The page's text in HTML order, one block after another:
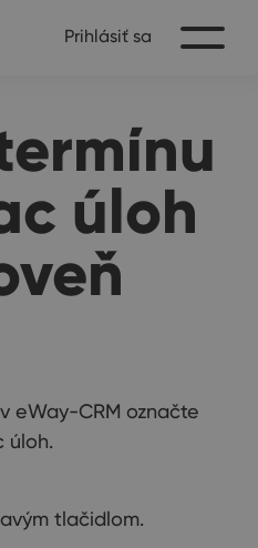
Prihlásiť sa
úloh
eWay-CRM označte
úloh.
tlačidlom.